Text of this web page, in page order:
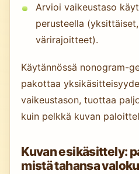
Arvioi vaikeustaso
perusteella
värirajoitteet).
Käytännössä nonogram-
pakottaa
vaikeustason, tuottaa
kuin pelkkä kuvan
Kuvan esikäsittely:
mistä tahansa